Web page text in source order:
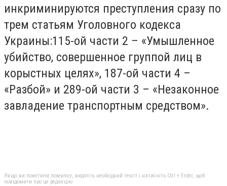
инкриминируются преступления сразу по
трем статьям Уголовного кодекса
Украины:115-ой части 2 – «Умышленное
убийство, совершенное группой лиц в
корыстных целях», 187-ой части 4 –
«Разбой» и 289-ой части 3 – «Незаконное
завладение транспортным средством».
Якщо ви помітили помилку, виділіть необхідний текст і натисніть Ctrl + Enter, щоб
повідомити про це редакцію